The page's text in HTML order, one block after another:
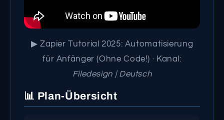
▶ Zapier Tutorial 2025: Automatisierung
für Anfänger (Ohne Code!) · Kanal:
Filedesign | Deutsch
📊 Plan-Übersicht